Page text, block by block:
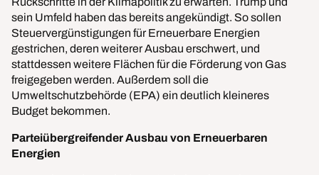
sein Umfeld haben das bereits angekündigt. So sollen
Steuervergünstigungen für Erneuerbare Energien
gestrichen, deren weiterer Ausbau erschwert, und
stattdessen weitere Flächen für die Förderung von Gas
freigegeben werden. Außerdem soll die
Umweltschutzbehörde (EPA) ein deutlich kleineres
Budget bekommen.
Parteiübergreifender Ausbau von Erneuerbaren
Energien